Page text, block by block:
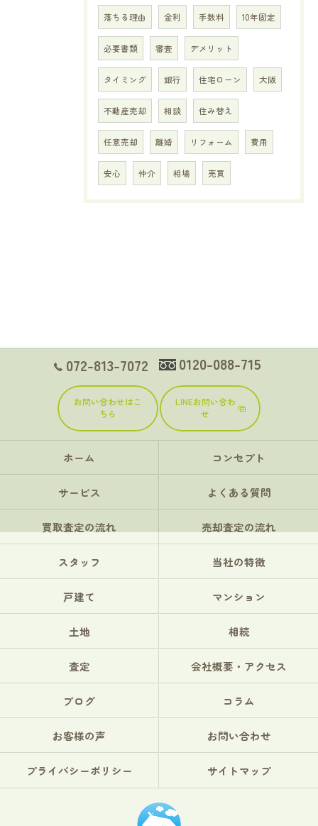
落ちる理由 金利 手数料 10年固定
必要書類 審査 デメリット
タイミング 銀行 住宅ローン 大阪
不動産売却 相談 住み替え
任意売却 離婚 リフォーム 費用
安心 仲介 相場 売買
072-813-7072 0120-088-715
お問い合わせはこ
ちら
LINEお問い合わ
せ
ホーム コンセプト
サービス よくある質問
買取査定の流れ 売却査定の流れ
スタッフ 当社の特徴
戸建て マンション
土地 相続
査定 会社概要・アクセス
ブログ コラム
お客様の声 お問い合わせ
プライバシーポリシー サイトマップ